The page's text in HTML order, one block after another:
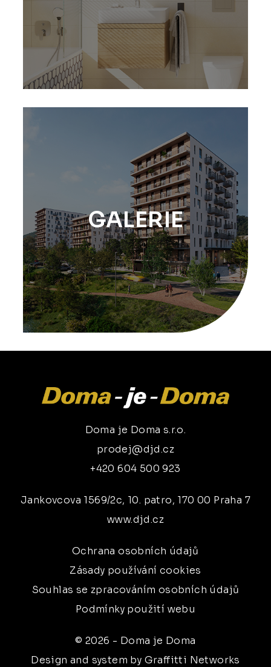
GALERIE
Doma je Doma s.r.o.
prodej@djd.cz
+420 604 500 923
Jankovcova 1569/2c, 10. patro, 170 00 Praha 7
www.djd.cz
Ochrana osobních údajů
Zásady používání cookies
Souhlas se zpracováním osobních údajů
Podmínky použití webu
© 2026 - Doma je Doma
Design and system by Graffitti Networks